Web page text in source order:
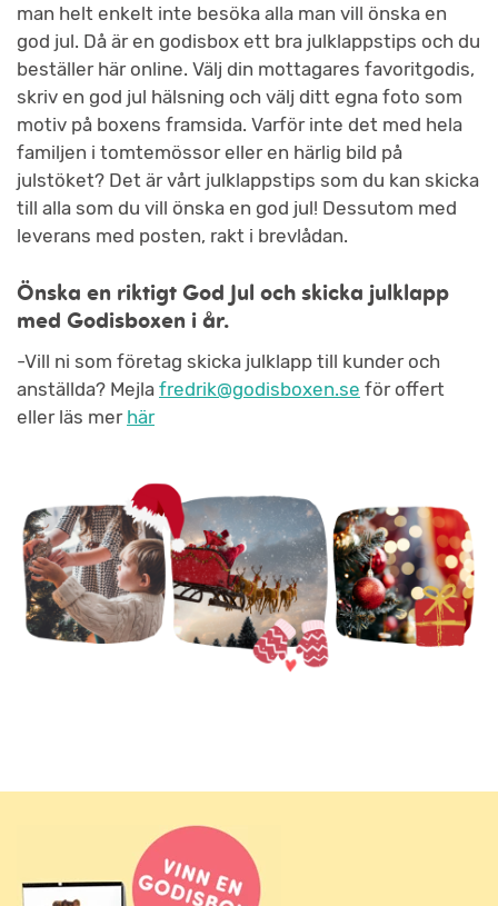
man helt enkelt inte besöka alla man vill önska en
god jul. Då är en godisbox ett bra julklappstips och du
beställer här online. Välj din mottagares favoritgodis,
skriv en god jul hälsning och välj ditt egna foto som
motiv på boxens framsida. Varför inte det med hela
familjen i tomtemössor eller en härlig bild på
julstöket? Det är vårt julklappstips som du kan skicka
till alla som du vill önska en god jul! Dessutom med
leverans med posten, rakt i brevlådan.
Önska en riktigt God Jul och skicka julklapp
med Godisboxen i år.
-Vill ni som företag skicka julklapp till kunder och
anställda? Mejla fredrik@godisboxen.se för offert
eller läs mer här